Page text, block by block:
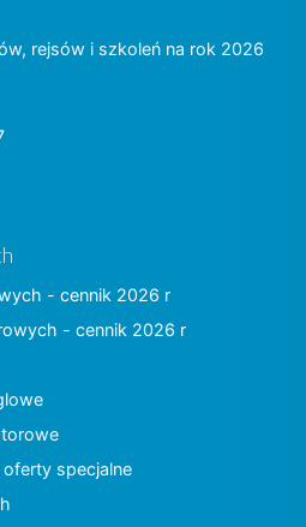
rejsów i szkoleń na rok 2026
- cennik 2026 r
- cennik 2026 r
specjalne